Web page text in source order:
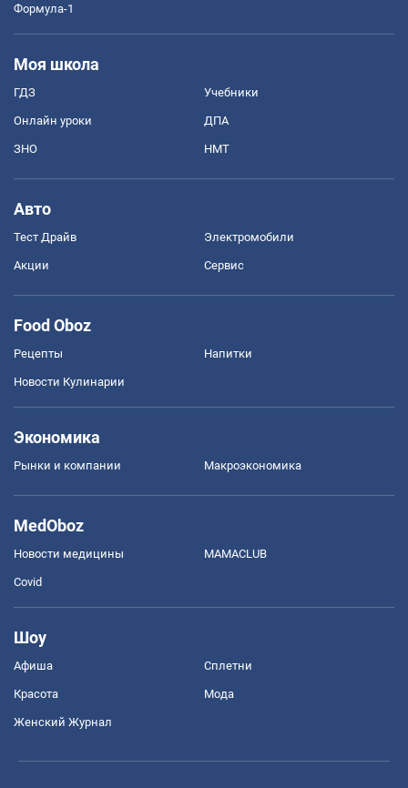
Формула-1
Моя школа
ГДЗ Учебники
Онлайн уроки ДПА
ЗНО НМТ
Авто
Тест Драйв Электромобили
Акции Сервис
Food Oboz
Рецепты Напитки
Новости Кулинарии
Экономика
Рынки и компании Mакроэкономика
MedOboz
Новости медицины MAMACLUB
Covid
Шоу
Афиша Сплетни
Красота Мода
Женский Журнал